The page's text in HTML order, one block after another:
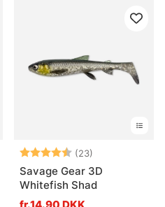
Vurdering: (23)
Savage Gear 3D
Whitefish Shad
fr.14.90 DKK